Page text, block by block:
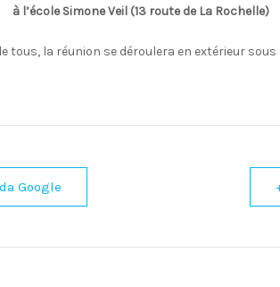
à l’école Simone Veil (13 route de La Rochelle)
la réunion se déroulera en extérieur sous
Google